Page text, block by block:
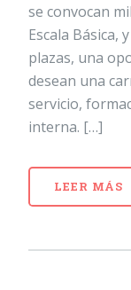
se convocan
Escala Básica,
plazas, una
desean una
servicio,
interna. […]
LEER MÁS